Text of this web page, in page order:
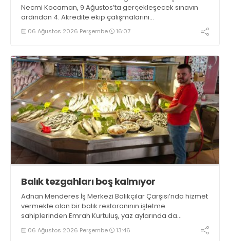
Necmi Kocaman, 9 Ağustos’ta gerçekleşecek sınavın
ardından 4. Akredite ekip çalışmalarını
tamamlayacaklarını ifade ederek açıklamalarda
bulundu. Kocaman, “Gölcük’te ve Kocaeli genelinde ses
06 Ağustos 2026 Perşembe 16:07
Balık tezgahları boş kalmıyor
Adnan Menderes İş Merkezi Balıkçılar Çarşısı’nda hizmet
vermekte olan bir balık restoranının işletme
sahiplerinden Emrah Kurtuluş, yaz aylarında da
tezgahlarda taze balık bulunduğunu ifade ederek “Yıl
boyunca tezgahlarda taze balık bulmak mümkün
06 Ağustos 2026 Perşembe 13:46